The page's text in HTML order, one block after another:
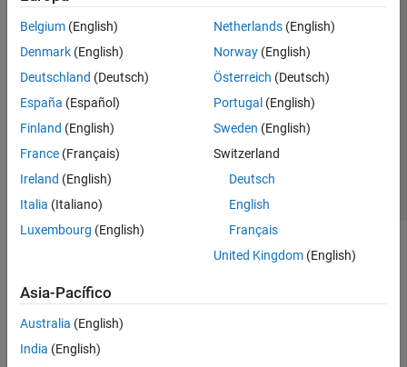
Belgium (English)
Denmark (English)
Deutschland (Deutsch)
España (Español)
Finland (English)
France (Français)
Ireland (English)
Italia (Italiano)
Luxembourg (English)
Netherlands(English)
Norway(English)
Österreich (Deutsch)
Portugal (English)
Sweden (English)
Switzerland
Deutsch
English
Français
United Kingdom(English)
Asia-Pacífico
Australia (English)
India (English)
Centro de confianza
Marcas comerciales
Política de privacidad
Antipiratería
Estado de las aplicaciones
Información de contacto
© 1994-2026 The MathWorks, Inc.